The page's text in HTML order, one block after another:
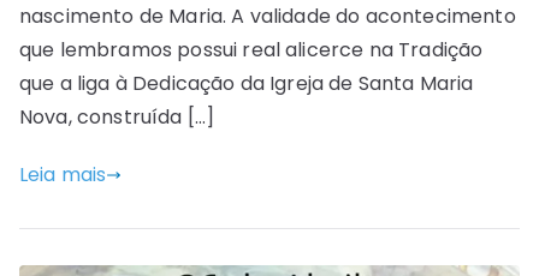
nascimento de Maria. A validade do acontecimento
que lembramos possui real alicerce na Tradição
que a liga à Dedicação da Igreja de Santa Maria
Nova, construída […]
Leia mais